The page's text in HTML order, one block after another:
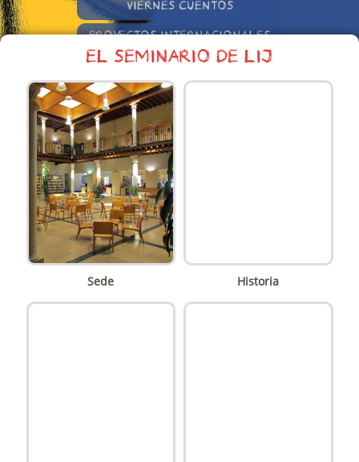
VIERNES CUENTOS
PROYECTOS INTERNACIONALES
OTRAS INICIATIVAS
EL SEMINARIO DE LIJ
Sede Historia